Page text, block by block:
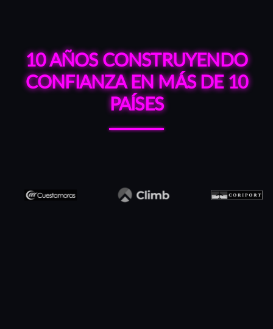
10 AÑOS CONSTRUYENDO
CONFIANZA EN MÁS DE 10
PAÍSES